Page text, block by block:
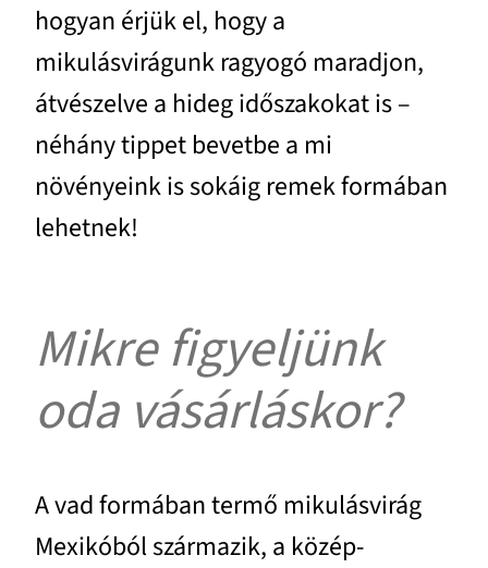
hogyan érjük el, hogy a
mikulásvirágunk ragyogó maradjon,
átvészelve a hideg időszakokat is –
néhány tippet bevetbe a mi
növényeink is sokáig remek formában
lehetnek!
Mikre figyeljünk
oda vásárláskor?
A vad formában termő mikulásvirág
Mexikóból származik, a közép-